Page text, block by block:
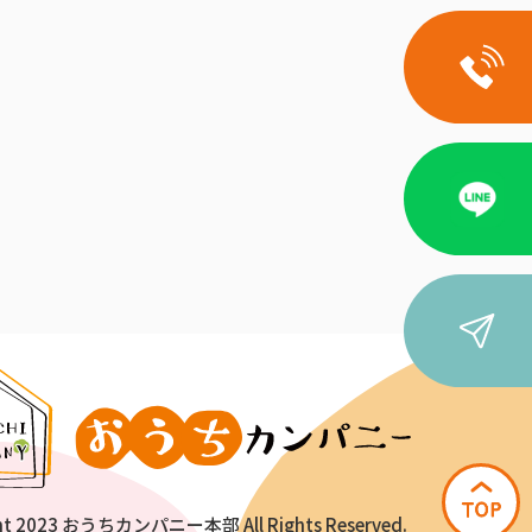
2023 おうちカンパニー本部 All Rights Reserved.